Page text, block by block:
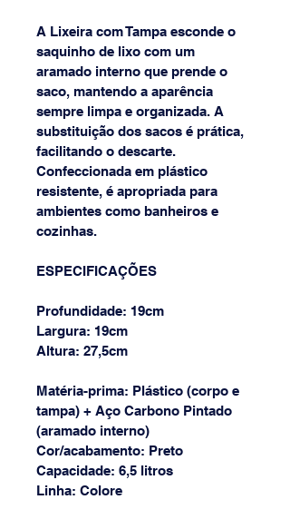
A Lixeira com Tampa esconde o
saquinho de lixo com um
aramado interno que prende o
saco, mantendo a aparência
sempre limpa e organizada. A
substituição dos sacos é prática,
facilitando o descarte.
Confeccionada em plástico
resistente, é apropriada para
ambientes como banheiros e
cozinhas.
ESPECIFICAÇÕES
Profundidade: 19cm
Largura: 19cm
Altura: 27,5cm
Matéria-prima: Plástico (corpo e
tampa) + Aço Carbono Pintado
(aramado interno)
Cor/acabamento: Preto
Capacidade: 6,5 litros
Linha: Colore